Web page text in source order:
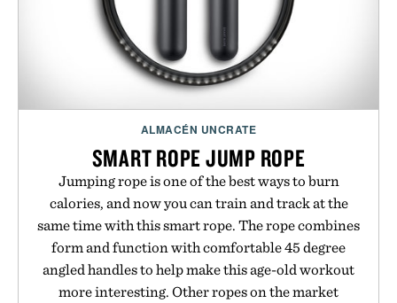
ALMACÉN UNCRATE
SMART ROPE JUMP ROPE
Jumping rope is one of the best ways to burn
calories, and now you can train and track at the
same time with this smart rope. The rope combines
form and function with comfortable 45 degree
angled handles to help make this age-old workout
more interesting. Other ropes on the market